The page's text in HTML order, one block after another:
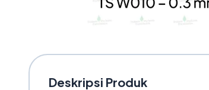
Deskripsi Produk